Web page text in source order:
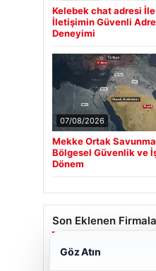
Kelebek chat adresi
İletişimin Güvenli
Deneyimi
07/08/2026
Mekke Ortak
Bölgesel Güvenlik ve
Dönem
Son Eklenen
Cengiz Sigorta
Göz Atın